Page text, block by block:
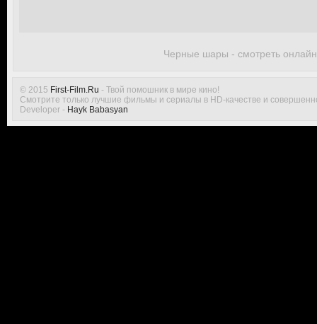
Черные шары - смотреть онлайн
© 2015 First-Film.Ru - Твой помошник в мире кино!
Смотрите только лучшие фильмы и сериалы в HD-качестве и
Developer - Hayk Babasyan